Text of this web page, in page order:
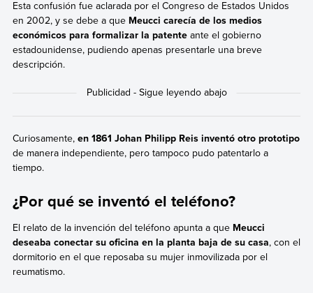
Esta confusión fue aclarada por el Congreso de Estados Unidos
en 2002, y se debe a queMeucci carecía de los medios
económicos para formalizar la patenteante el gobierno
estadounidense, pudiendo apenas presentarle una breve
descripción.
Curiosamente, en 1861 Johan Philipp Reis inventó otro prototipo
de manera independiente, pero tampoco pudo patentarlo a
tiempo.
¿Por qué se inventó el teléfono?
El relato de la invención del teléfono apunta a que Meucci
deseaba conectar su oficina en la planta baja de su casa, con el
dormitorio en el que reposaba su mujer inmovilizada por el
reumatismo.